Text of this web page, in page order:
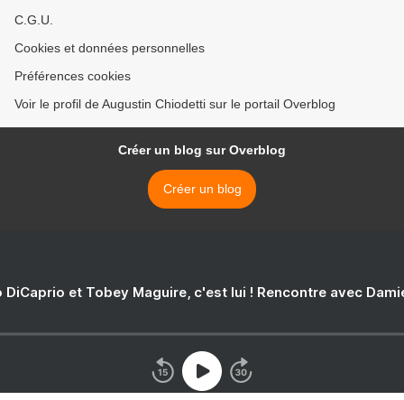
C.G.U.
Cookies et données personnelles
Préférences cookies
Voir le profil de Augustin Chiodetti sur le portail Overblog
Créer un blog sur Overblog
Créer un blog
DiCaprio et Tobey Maguire, c'est lui ! Rencontre avec